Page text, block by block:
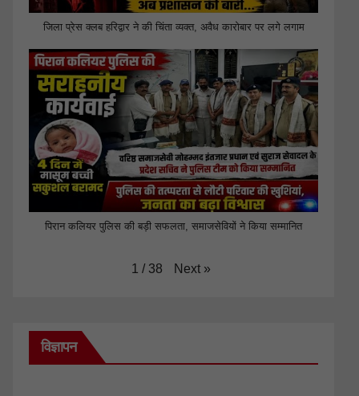
जिला प्रेस क्लब हरिद्वार ने की चिंता व्यक्त, अवैध कारोबार पर लगे लगाम
पिरान कलियर पुलिस की बड़ी सफलता, समाजसेवियों ने किया सम्मानित
1 / 38 Next »
विज्ञापन